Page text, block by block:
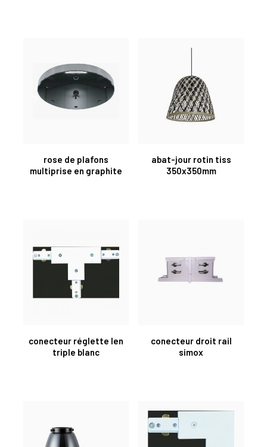
rose de plafons
multiprise en graphite
abat-jour rotin tiss
350x350mm
conecteur réglette len
triple blanc
conecteur droit rail
simox